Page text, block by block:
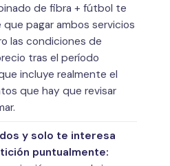
de fibra + fútbol te
pagar ambos servicios
las condiciones de
tras el período
incluye realmente el
que hay que revisar
y solo te interesa
puntualmente: